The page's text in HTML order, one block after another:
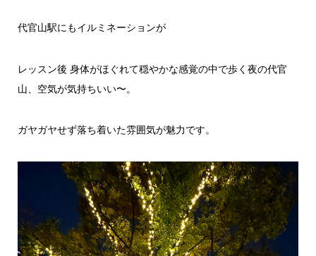
代官山駅にもイルミネーションが
レッスン後 身体がほぐれて穏やかな感覚の中で歩く夜の代官
山、空気が気持ちいい〜。
ガヤガヤせず落ち着いた雰囲気が魅力です。